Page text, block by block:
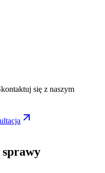
się z naszym